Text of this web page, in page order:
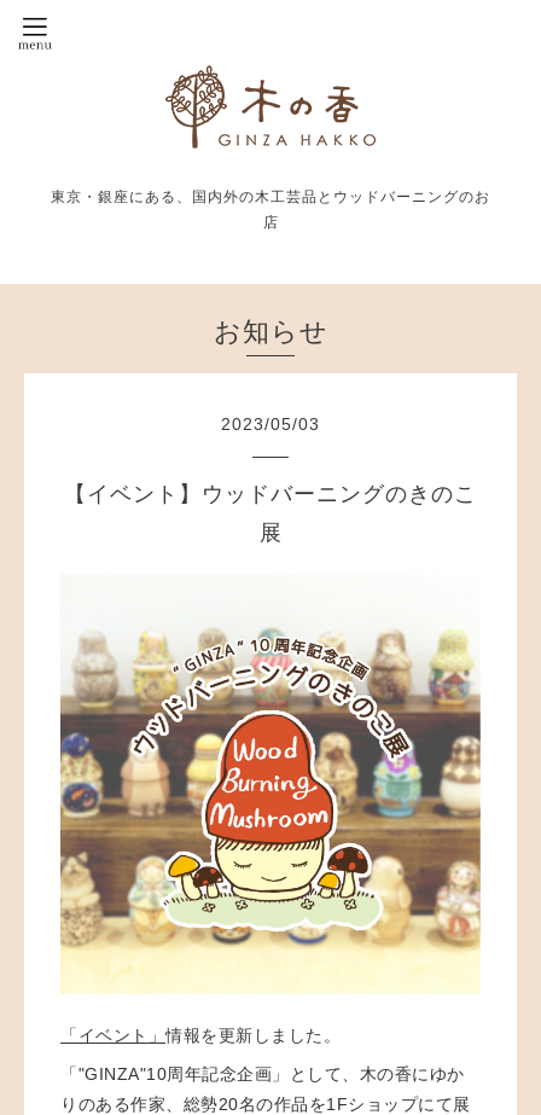
東京・銀座にある、国内外の木工芸品とウッドバーニングのお
店
お知らせ
2023/05/03
【イベント】ウッドバーニングのきのこ
展
「イベント」情報を更新しました。
「"GINZA"10周年記念企画」として、 木の香にゆか
りのある作家、総勢20名の作品を1Fショップにて展